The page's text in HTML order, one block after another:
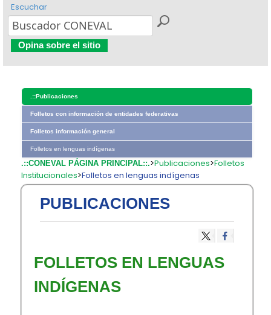
Escuchar
Opina sobre el sitio
.::Publicaciones
Folletos con información de entidades federativas
Folletos información general
Folletos en lenguas indígenas
.::CONEVAL PÁGINA PRINCIPAL::.>Publicaciones>Folletos
Institucionales>Folletos en lenguas indígenas
PUBLICACIONES
​​FOLLETOS EN LENGUAS
INDÍGENAS